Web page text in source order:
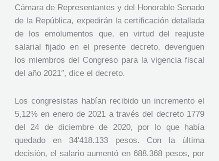
Cámara de Representantes y del Honorable Senado
de la República, expedirán la certificación detallada
de los emolumentos que, en virtud del reajuste
salarial fijado en el presente decreto, devenguen
los miembros del Congreso para la vigencia fiscal
del año 2021″, dice el decreto.
Los congresistas habían recibido un incremento el
5,12% en enero de 2021 a través del decreto 1779
del 24 de diciembre de 2020, por lo que había
quedado en 34′418.133 pesos. Con la última
decisión, el salario aumentó en 688.368 pesos, por